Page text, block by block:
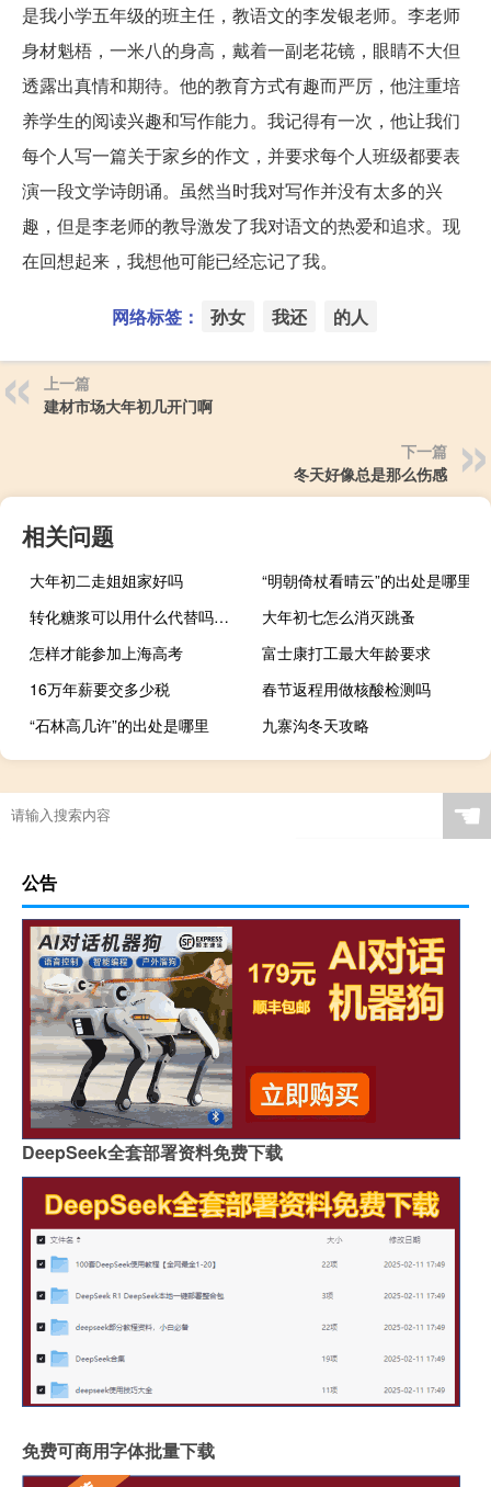
是我小学五年级的班主任，教语文的李发银老师。李老师
身材魁梧，一米八的身高，戴着一副老花镜，眼睛不大但
透露出真情和期待。他的教育方式有趣而严厉，他注重培
养学生的阅读兴趣和写作能力。我记得有一次，他让我们
每个人写一篇关于家乡的作文，并要求每个人班级都要表
演一段文学诗朗诵。虽然当时我对写作并没有太多的兴
趣，但是李老师的教导激发了我对语文的热爱和追求。现
在回想起来，我想他可能已经忘记了我。
网络标签： 孙女 我还 的人
上一篇
建材市场大年初几开门啊
下一篇
冬天好像总是那么伤感
相关问题
大年初二走姐姐家好吗
“明朝倚杖看晴云”的出处是哪里
转化糖浆可以用什么代替吗（转化糖浆可以用什么代替）
大年初七怎么消灭跳蚤
怎样才能参加上海高考
富士康打工最大年龄要求
16万年薪要交多少税
春节返程用做核酸检测吗
“石林高几许”的出处是哪里
九寨沟冬天攻略
☚
公告
DeepSeek全套部署资料免费下载
免费可商用字体批量下载